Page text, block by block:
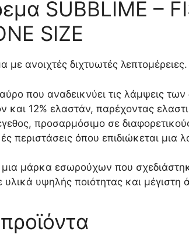
SUBBLIME –
SIZE
με ανοιχτές διχτυωτές
που αναδεικνύει τις λάμψεις
και 12% ελαστάν, παρέχοντας
προσαρμόσιμο σε
περιστάσεις όπου επιδιώκεται
μάρκα εσωρούχων που
υψηλής ποιότητας και μέγιστη